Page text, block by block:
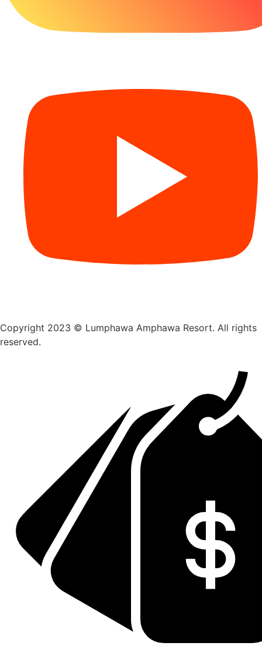
Copyright 2023 © Lumphawa Amphawa Resort. All rights
reserved.